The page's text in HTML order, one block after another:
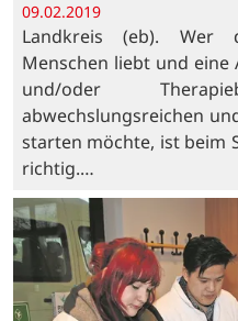
09.02.2019
Landkreis (eb). Wer
Menschen liebt und eine
und/oder
abwechslungsreichen
starten möchte, ist beim
richtig.…